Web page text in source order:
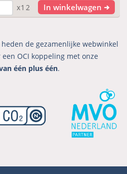
x12 In winkelwagen
de gezamenlijke webwinkel
OCI koppeling met onze
één plus één.